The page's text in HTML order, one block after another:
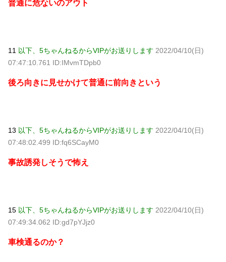
普通に危ないのアウト
11 以下、5ちゃんねるからVIPがお送りします 2022/04/10(日)
07:47:10.761 ID:IMvmTDpb0
後ろ向きに見せかけて普通に前向きという
13 以下、5ちゃんねるからVIPがお送りします 2022/04/10(日)
07:48:02.499 ID:fq6SCayM0
事故誘発しそうで怖え
15 以下、5ちゃんねるからVIPがお送りします 2022/04/10(日)
07:49:34.062 ID:gd7pYJjz0
車検通るのか？